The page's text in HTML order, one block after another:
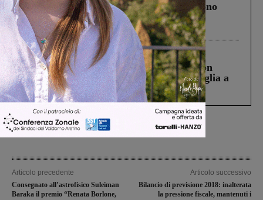
Un anno fa la strage in A1 in cui morirono
Gianni, Giulia e Franco. Lo schianto, il
processo, lo stop ai sorpassi fra tir....
Cronaca 3 Agosto 2026
Scomparso da una struttura di Castiglion
Fiorentino l’uomo che aveva ucciso la figlia a
Levane nel 2020
Articolo precedente
Consegnato all’astrofisico Suleiman
Baraka il premio “Renata Borlone,
Articolo successivo
Bilancio di previsione 2018: inalterata
la pressione fiscale, mantenuti i